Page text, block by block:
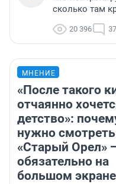
сколько там
20 396 37
МНЕНИЕ
«После такого
отчаянно
детство»:
нужно
«Старый Орел»
обязательно на
большом экране